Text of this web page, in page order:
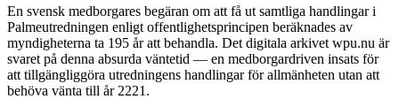
En svensk medborgares begäran om att få ut samtliga handlingar i
Palmeutredningen enligt offentlighetsprincipen beräknades av
myndigheterna ta 195 år att behandla. Det digitala arkivet wpu.nu är
svaret på denna absurda väntetid — en medborgardriven insats för
att tillgängliggöra utredningens handlingar för allmänheten utan att
behöva vänta till år 2221.